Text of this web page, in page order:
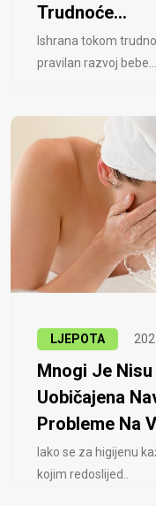
Trudnoće...
Ishrana tokom
pravilan razvoj bebe...
LJEPOTA
Mnogi Je
Uobičajena
Probleme Na
Iako se za higijenu
kojim redoslijed..